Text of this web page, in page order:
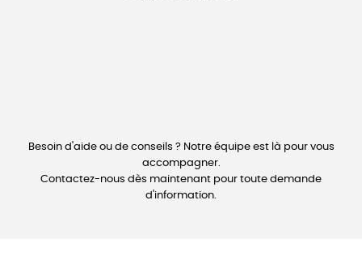
Besoin d'aide ou de conseils ? Notre équipe est là pour vous
accompagner.
Contactez-nous dès maintenant pour toute demande
d'information.